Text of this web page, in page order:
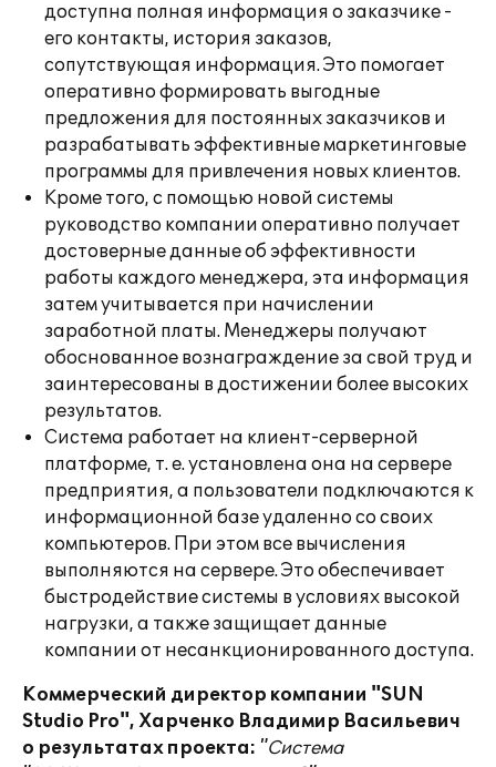
доступна полная информация о заказчике -
его контакты, история заказов,
сопутствующая информация. Это помогает
оперативно формировать выгодные
предложения для постоянных заказчиков и
разрабатывать эффективные маркетинговые
программы для привлечения новых клиентов.
Кроме того, с помощью новой системы
руководство компании оперативно получает
достоверные данные об эффективности
работы каждого менеджера, эта информация
затем учитывается при начислении
заработной платы. Менеджеры получают
обоснованное вознаграждение за свой труд и
заинтересованы в достижении более высоких
результатов.
Система работает на клиент-серверной
платформе, т. е. установлена она на сервере
предприятия, а пользователи подключаются к
информационной базе удаленно со своих
компьютеров. При этом все вычисления
выполняются на сервере. Это обеспечивает
быстродействие системы в условиях высокой
нагрузки, а также защищает данные
компании от несанкционированного доступа.
Коммерческий директор компании "SUN
Studio Pro", Харченко Владимир Васильевич
о результатах проекта: "Система